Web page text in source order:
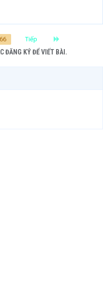
Tiếp Last
ĐĂNG KÝ ĐỂ VIẾT BÀI.